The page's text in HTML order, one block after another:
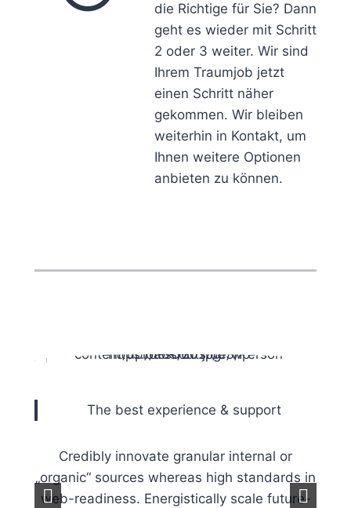
die Richtige für Sie? Dann
geht es wieder mit Schritt
2 oder 3 weiter. Wir sind
Ihrem Traumjob jetzt
einen Schritt näher
gekommen. Wir bleiben
weiterhin in Kontakt, um
Ihnen weitere Optionen
anbieten zu können.
The best experience & support
Credibly innovate granular internal or
„organic“ sources whereas high standards in
web-readiness. Energistically scale future-